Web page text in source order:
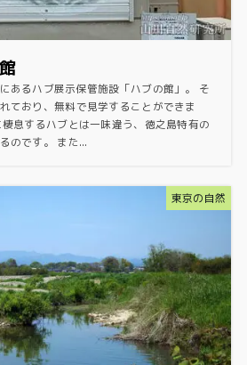
あるハブ展示保管施設「ハブの館」。 そ
ており、無料で見学することができま
息するハブとは一味違う、徳之島特有の
のです。 また...
東京の自然